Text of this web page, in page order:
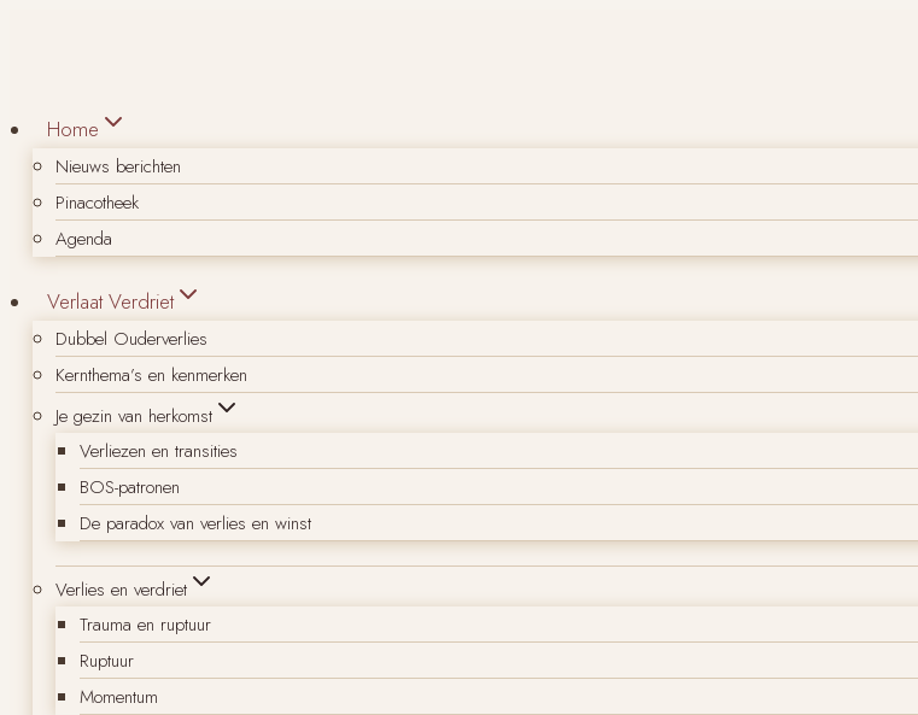
Home
Nieuws berichten
Pinacotheek
Agenda
Verlaat Verdriet
Dubbel Ouderverlies
Kernthema’s en kenmerken
Je gezin van herkomst
Verliezen en transities
BOS-patronen
De paradox van verlies en winst
Verlies en verdriet
Trauma en ruptuur
Ruptuur
Momentum